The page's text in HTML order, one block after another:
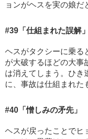
ョンがヘスを実の娘だ
#39 「仕組まれた誤解」
ヘスがタクシーに乗る
が大破するほどの大事
は消えてしまう。ひき
に、事故は仕組まれた
#40 「憎しみの矛先」
ヘスが戻ったことでヒ